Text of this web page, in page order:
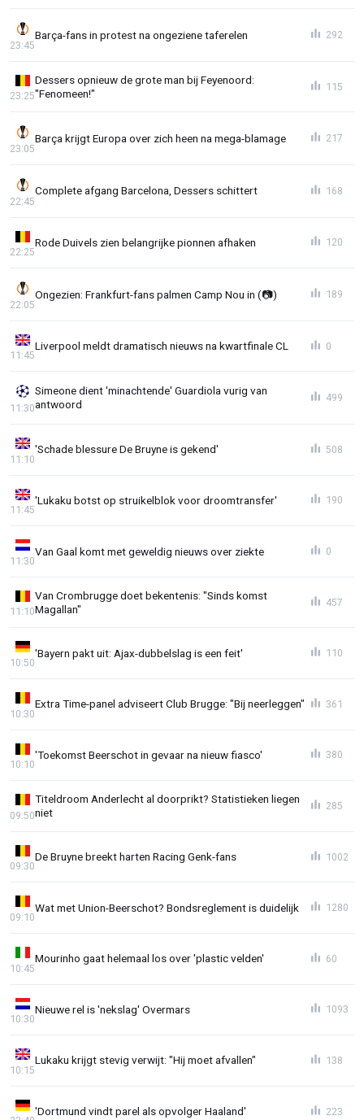
Barça-fans in protest na ongeziene taferelen
23:45
292
Dessers opnieuw de grote man bij Feyenoord:
"Fenomeen!"
23:25
115
Barça krijgt Europa over zich heen na mega-blamage
23:05
217
Complete afgang Barcelona, Dessers schittert
22:45
168
Rode Duivels zien belangrijke pionnen afhaken
22:25
120
Ongezien: Frankfurt-fans palmen Camp Nou in (📷)
22:05
189
Liverpool meldt dramatisch nieuws na kwartfinale CL
11:45
0
Simeone dient 'minachtende' Guardiola vurig van
antwoord
11:30
499
'Schade blessure De Bruyne is gekend'
11:10
508
'Lukaku botst op struikelblok voor droomtransfer'
11:45
190
Van Gaal komt met geweldig nieuws over ziekte
11:30
0
Van Crombrugge doet bekentenis: "Sinds komst
Magallan"
11:10
457
'Bayern pakt uit: Ajax-dubbelslag is een feit'
10:50
110
Extra Time-panel adviseert Club Brugge: "Bij neerleggen"
10:30
361
'Toekomst Beerschot in gevaar na nieuw fiasco'
10:10
380
Titeldroom Anderlecht al doorprikt? Statistieken liegen
niet
09:50
285
De Bruyne breekt harten Racing Genk-fans
09:30
1002
Wat met Union-Beerschot? Bondsreglement is duidelijk
09:10
1280
Mourinho gaat helemaal los over 'plastic velden'
10:45
60
Nieuwe rel is 'nekslag' Overmars
10:30
1093
Lukaku krijgt stevig verwijt: "Hij moet afvallen"
10:15
138
'Dortmund vindt parel als opvolger Haaland' 223